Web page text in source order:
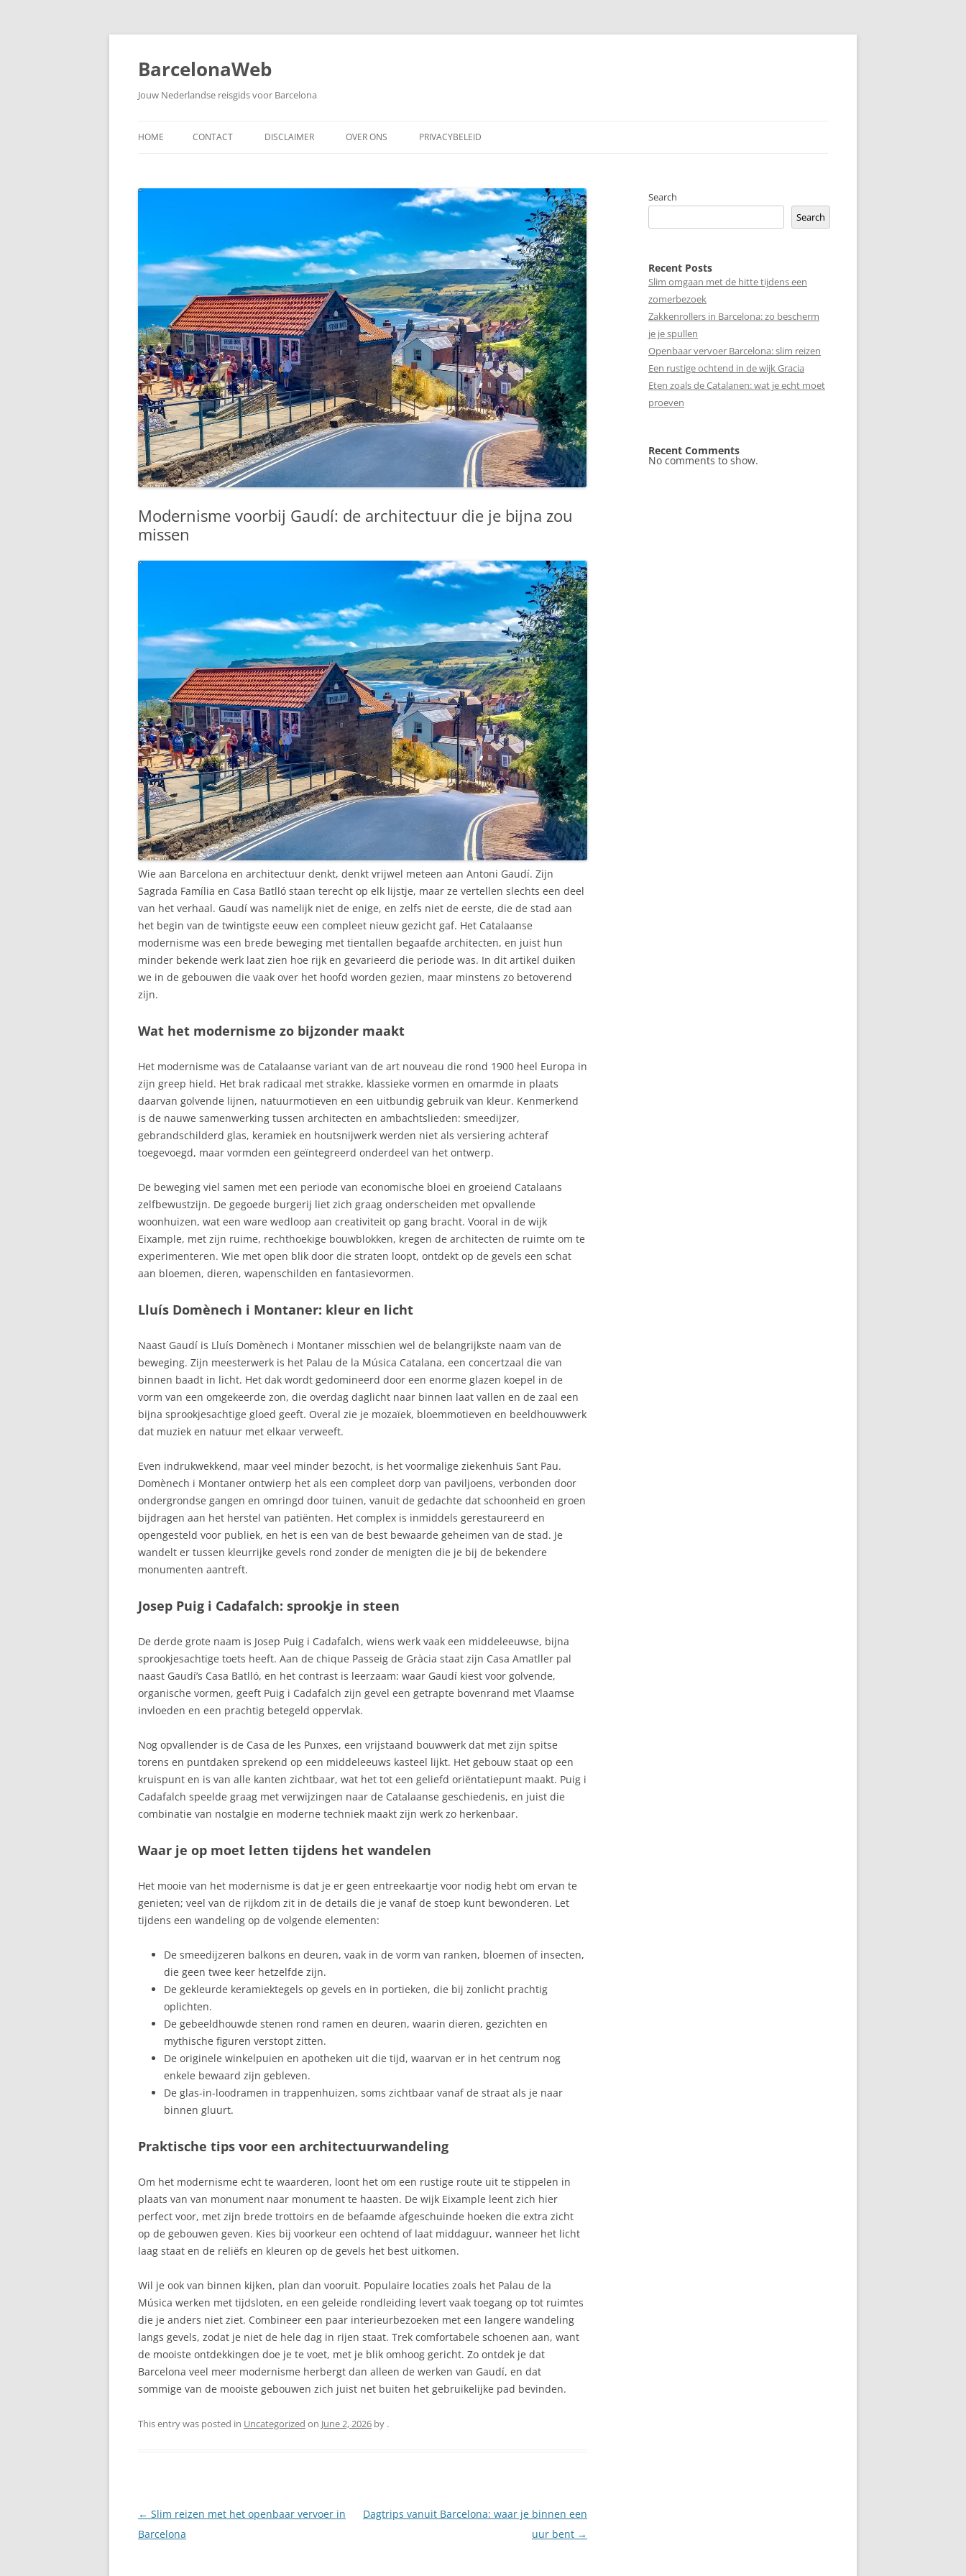
Skip
BarcelonaWeb
Jouw Nederlandse reisgids voor Barcelona
HOME CONTACT DISCLAIMER OVER ONS PRIVACYBELEID
Modernisme voorbij Gaudí: de architectuur die je bijna zou
missen
Wie aan Barcelona en architectuur denkt, denkt vrijwel meteen aan Antoni Gaudí. Zijn
Sagrada Família en Casa Batlló staan terecht op elk lijstje, maar ze vertellen slechts een deel
van het verhaal. Gaudí was namelijk niet de enige, en zelfs niet de eerste, die de stad aan
het begin van de twintigste eeuw een compleet nieuw gezicht gaf. Het Catalaanse
modernisme was een brede beweging met tientallen begaafde architecten, en juist hun
minder bekende werk laat zien hoe rijk en gevarieerd die periode was. In dit artikel duiken
we in de gebouwen die vaak over het hoofd worden gezien, maar minstens zo betoverend
zijn.
Wat het modernisme zo bijzonder maakt
Het modernisme was de Catalaanse variant van de art nouveau die rond 1900 heel Europa in
zijn greep hield. Het brak radicaal met strakke, klassieke vormen en omarmde in plaats
daarvan golvende lijnen, natuurmotieven en een uitbundig gebruik van kleur. Kenmerkend
is de nauwe samenwerking tussen architecten en ambachtslieden: smeedijzer,
gebrandschilderd glas, keramiek en houtsnijwerk werden niet als versiering achteraf
toegevoegd, maar vormden een geïntegreerd onderdeel van het ontwerp.
De beweging viel samen met een periode van economische bloei en groeiend Catalaans
zelfbewustzijn. De gegoede burgerij liet zich graag onderscheiden met opvallende
woonhuizen, wat een ware wedloop aan creativiteit op gang bracht. Vooral in de wijk
Eixample, met zijn ruime, rechthoekige bouwblokken, kregen de architecten de ruimte om te
experimenteren. Wie met open blik door die straten loopt, ontdekt op de gevels een schat
aan bloemen, dieren, wapenschilden en fantasievormen.
Lluís Domènech i Montaner: kleur en licht
Naast Gaudí is Lluís Domènech i Montaner misschien wel de belangrijkste naam van de
beweging. Zijn meesterwerk is het Palau de la Música Catalana, een concertzaal die van
binnen baadt in licht. Het dak wordt gedomineerd door een enorme glazen koepel in de
vorm van een omgekeerde zon, die overdag daglicht naar binnen laat vallen en de zaal een
bijna sprookjesachtige gloed geeft. Overal zie je mozaïek, bloemmotieven en beeldhouwwerk
dat muziek en natuur met elkaar verweeft.
Even indrukwekkend, maar veel minder bezocht, is het voormalige ziekenhuis Sant Pau.
Domènech i Montaner ontwierp het als een compleet dorp van paviljoens, verbonden door
ondergrondse gangen en omringd door tuinen, vanuit de gedachte dat schoonheid en groen
bijdragen aan het herstel van patiënten. Het complex is inmiddels gerestaureerd en
opengesteld voor publiek, en het is een van de best bewaarde geheimen van de stad. Je
wandelt er tussen kleurrijke gevels rond zonder de menigten die je bij de bekendere
monumenten aantreft.
Josep Puig i Cadafalch: sprookje in steen
De derde grote naam is Josep Puig i Cadafalch, wiens werk vaak een middeleeuwse, bijna
sprookjesachtige toets heeft. Aan de chique Passeig de Gràcia staat zijn Casa Amatller pal
naast Gaudí’s Casa Batlló, en het contrast is leerzaam: waar Gaudí kiest voor golvende,
organische vormen, geeft Puig i Cadafalch zijn gevel een getrapte bovenrand met Vlaamse
invloeden en een prachtig betegeld oppervlak.
Nog opvallender is de Casa de les Punxes, een vrijstaand bouwwerk dat met zijn spitse
torens en puntdaken sprekend op een middeleeuws kasteel lijkt. Het gebouw staat op een
kruispunt en is van alle kanten zichtbaar, wat het tot een geliefd oriëntatiepunt maakt. Puig i
Cadafalch speelde graag met verwijzingen naar de Catalaanse geschiedenis, en juist die
combinatie van nostalgie en moderne techniek maakt zijn werk zo herkenbaar.
Waar je op moet letten tijdens het wandelen
Het mooie van het modernisme is dat je er geen entreekaartje voor nodig hebt om ervan te
genieten; veel van de rijkdom zit in de details die je vanaf de stoep kunt bewonderen. Let
tijdens een wandeling op de volgende elementen:
De smeedijzeren balkons en deuren, vaak in de vorm van ranken, bloemen of insecten,
die geen twee keer hetzelfde zijn.
De gekleurde keramiektegels op gevels en in portieken, die bij zonlicht prachtig
oplichten.
De gebeeldhouwde stenen rond ramen en deuren, waarin dieren, gezichten en
mythische figuren verstopt zitten.
De originele winkelpuien en apotheken uit die tijd, waarvan er in het centrum nog
enkele bewaard zijn gebleven.
De glas-in-loodramen in trappenhuizen, soms zichtbaar vanaf de straat als je naar
binnen gluurt.
Praktische tips voor een architectuurwandeling
Om het modernisme echt te waarderen, loont het om een rustige route uit te stippelen in
plaats van van monument naar monument te haasten. De wijk Eixample leent zich hier
perfect voor, met zijn brede trottoirs en de befaamde afgeschuinde hoeken die extra zicht
op de gebouwen geven. Kies bij voorkeur een ochtend of laat middaguur, wanneer het licht
laag staat en de reliëfs en kleuren op de gevels het best uitkomen.
Wil je ook van binnen kijken, plan dan vooruit. Populaire locaties zoals het Palau de la
Música werken met tijdsloten, en een geleide rondleiding levert vaak toegang op tot ruimtes
die je anders niet ziet. Combineer een paar interieurbezoeken met een langere wandeling
langs gevels, zodat je niet de hele dag in rijen staat. Trek comfortabele schoenen aan, want
de mooiste ontdekkingen doe je te voet, met je blik omhoog gericht. Zo ontdek je dat
Barcelona veel meer modernisme herbergt dan alleen de werken van Gaudí, en dat
sommige van de mooiste gebouwen zich juist net buiten het gebruikelijke pad bevinden.
This entry was posted in Uncategorized on June 2, 2026 by .
Post
navigation
← Slim reizen met het openbaar vervoer in
Barcelona
Dagtrips vanuit Barcelona: waar je binnen een
uur bent →
Search
Search
Recent Posts
Slim omgaan met de hitte tijdens een
zomerbezoek
Zakkenrollers in Barcelona: zo bescherm
je je spullen
Openbaar vervoer Barcelona: slim reizen
Een rustige ochtend in de wijk Gracia
Eten zoals de Catalanen: wat je echt moet
proeven
Recent Comments
No comments to show.